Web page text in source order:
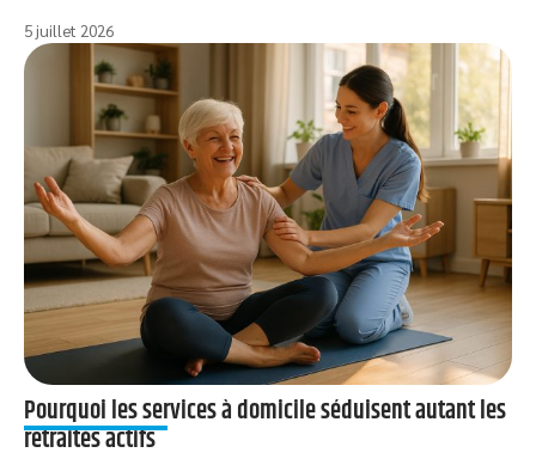
5 juillet 2026
Pourquoi les services à domicile séduisent autant les
retraités actifs